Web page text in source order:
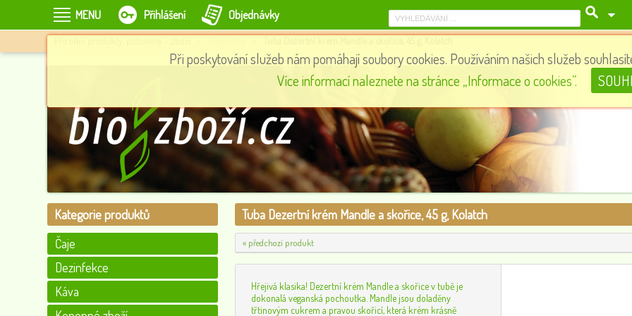
MENU Přihlášení Objednávky
Čaj Kořeněná dýně, 20 sáčků, English Tea Shop
Tuba Dezertní krém Lískový oříšek, 45 g, Kolatch
55 0
Kategorie produktů
Čaje
Dezinfekce
Káva
Tuba Dezertní krém Mandle a skořice, 45 g, Kolatch
« předchozí produkt
Hřejivá klasika! Dezertní krém Mandle a skořice v tubě je
dokonalá veganská pochoutka. Mandle jsou doladěny
třtinovým cukrem a pravou skořicí, která krém krásně
Při poskytování služeb nám pomáhají soubory cookies. Používáním našich služeb
Více informací naleznete na stránce „Informace o cookies”.